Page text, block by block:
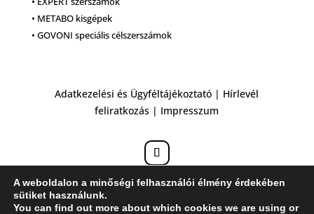
• METABO kisgépek
• GOVONI speciális célszerszámok
Adatkezelési és Ügyféltájékoztató | Hírlevél
feliratkozás | Impresszum
A weboldalon a minőségi felhasználói élmény érdekében
sütiket használunk.
You can find out more about which cookies we are using or